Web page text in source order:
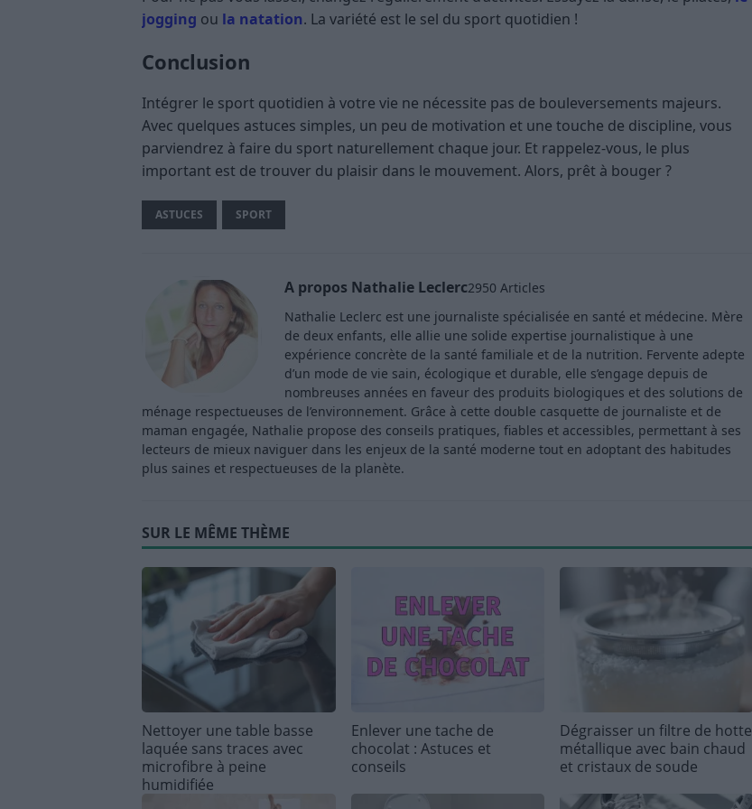
jogging ou la natation. La variété est le sel du sport quotidien !
Conclusion
Intégrer le sport quotidien à votre vie ne nécessite pas de bouleversements majeurs.
Avec quelques astuces simples, un peu de motivation et une touche de discipline, vous
parviendrez à faire du sport naturellement chaque jour. Et rappelez-vous, le plus
important est de trouver du plaisir dans le mouvement. Alors, prêt à bouger ?
ASTUCES SPORT
A propos Nathalie Leclerc2950 Articles
Nathalie Leclerc est une journaliste spécialisée en santé et médecine. Mère
de deux enfants, elle allie une solide expertise journalistique à une
expérience concrète de la santé familiale et de la nutrition. Fervente adepte
d’un mode de vie sain, écologique et durable, elle s’engage depuis de
nombreuses années en faveur des produits biologiques et des solutions de
ménage respectueuses de l’environnement. Grâce à cette double casquette de journaliste et de
maman engagée, Nathalie propose des conseils pratiques, fiables et accessibles, permettant à ses
lecteurs de mieux naviguer dans les enjeux de la santé moderne tout en adoptant des habitudes
plus saines et respectueuses de la planète.
SUR LE MÊME THÈME
Nettoyer une table basse
laquée sans traces avec
microfibre à peine
humidifiée
Enlever une tache de
chocolat : Astuces et
conseils
Dégraisser un filtre de hotte
métallique avec bain chaud
et cristaux de soude